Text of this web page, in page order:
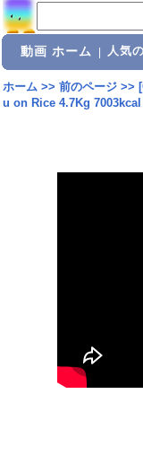
動画 ホーム 人気
ホーム>> 前のページ>>
u on Rice 4.7Kg 7003kcal